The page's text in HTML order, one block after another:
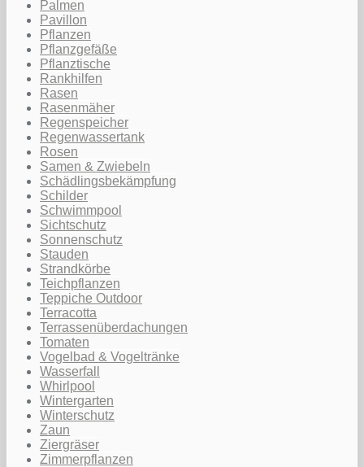
Palmen
Pavillon
Pflanzen
Pflanzgefäße
Pflanztische
Rankhilfen
Rasen
Rasenmäher
Regenspeicher
Regenwassertank
Rosen
Samen & Zwiebeln
Schädlingsbekämpfung
Schilder
Schwimmpool
Sichtschutz
Sonnenschutz
Stauden
Strandkörbe
Teichpflanzen
Teppiche Outdoor
Terracotta
Terrassenüberdachungen
Tomaten
Vogelbad & Vogeltränke
Wasserfall
Whirlpool
Wintergarten
Winterschutz
Zaun
Ziergräser
Zimmerpflanzen